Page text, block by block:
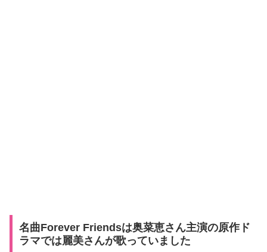
名曲Forever Friendsは奥菜恵さん主演の原作ド
ラマでは麗美さんが歌っていました